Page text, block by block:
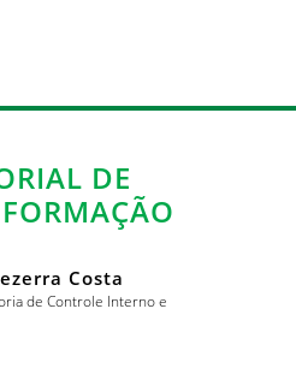
DE
Costa
de Controle Interno e